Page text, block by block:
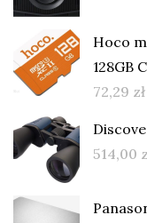
Hoco
128GB
72,29 zł
514,00